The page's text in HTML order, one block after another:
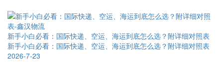
新手小白必看：国际快递、空运、海运到底怎么选？附详细对照表
新手小白必看：国际快递、空运、海运到底怎么选？附详细对照表
2026-7-23